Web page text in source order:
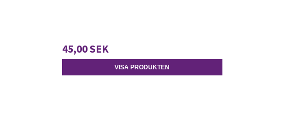
45,00 SEK
VISA PRODUKTEN